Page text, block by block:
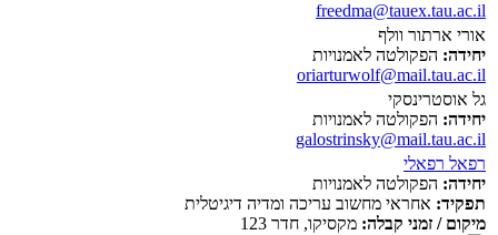
freedma@tauex.tau.ac.il
אורי ארתור וולף
יחידה: הפקולטה לאמנויות
oriarturwolf@mail.tau.ac.il
גל אוסטרינסקי
יחידה: הפקולטה לאמנויות
galostrinsky@mail.tau.ac.il
רפאל רפאלי
יחידה: הפקולטה לאמנויות
תפקיד: אחראי מחשוב עריכה ומדיה דיגיטלית
מיקום / זמני קבלה: מקסיקו, חדר 123